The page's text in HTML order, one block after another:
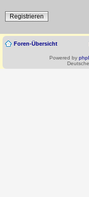
Registrieren
Foren-Übersicht
Powered by